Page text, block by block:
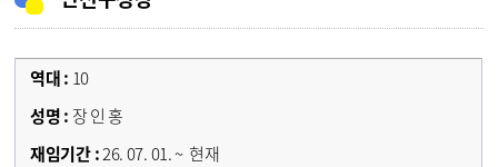
10
장 인 홍
26. 07. 01. ~ 현재